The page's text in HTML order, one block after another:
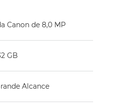
Canon de 8,0 MP
GB
Alcance